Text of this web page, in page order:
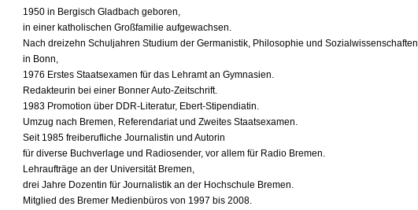
1950 in Bergisch Gladbach geboren,
in einer katholischen Großfamilie aufgewachsen.
Nach dreizehn Schuljahren Studium der Germanistik, Philosophie und Sozialwissenschaften
in Bonn,
1976 Erstes Staatsexamen für das Lehramt an Gymnasien.
Redakteurin bei einer Bonner Auto-Zeitschrift.
1983 Promotion über DDR-Literatur, Ebert-Stipendiatin.
Umzug nach Bremen, Referendariat und Zweites Staatsexamen.
Seit 1985 freiberufliche Journalistin und Autorin
für diverse Buchverlage und Radiosender, vor allem für Radio Bremen.
Lehraufträge an der Universität Bremen,
drei Jahre Dozentin für Journalistik an der Hochschule Bremen.
Mitglied des Bremer Medienbüros von 1997 bis 2008.